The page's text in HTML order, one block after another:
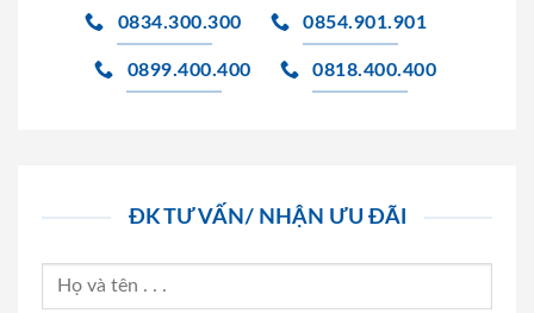
0834.300.300 0854.901.901
0899.400.400 0818.400.400
ĐK TƯ VẤN/ NHẬN ƯU ĐÃI